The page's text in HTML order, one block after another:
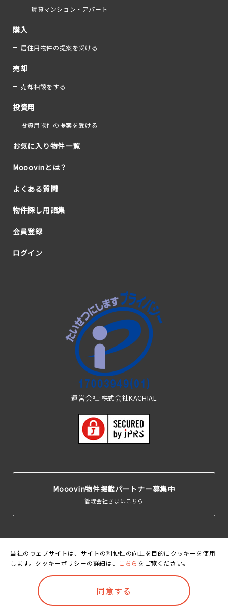
当社のウェブサイトは、サイトの利便性の向上を目的にクッキーを使用
します。クッキーポリシーの詳細は、
こちら をご覧ください。
同意する
賃貸マンション・アパート
購入
居住用物件の提案を受ける
売却
売却相談をする
投資用
投資用物件の提案を受ける
お気に入り物件一覧
Mooovinとは？
よくある質問
物件探し用語集
会員登録
ログイン
運営会社:株式会社KACHIAL
Mooovin物件掲載パートナー募集中
管理会社さまはこちら
運営会 利用規 個人情報保護 クッキーポリ 賃貸住宅居住者総
©Mooovin. All rights reserved.